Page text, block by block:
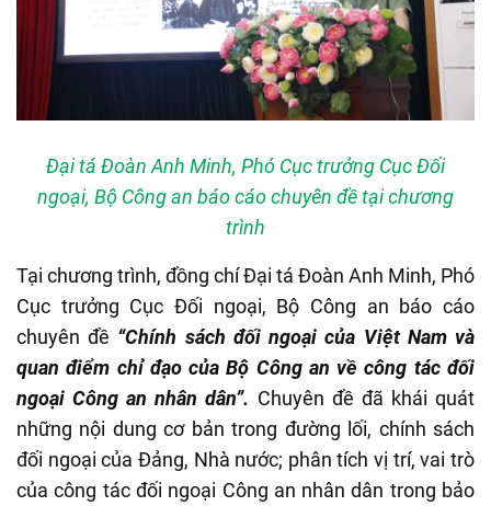
Đại tá Đoàn Anh Minh, Phó Cục trưởng Cục Đối
ngoại, Bộ Công an báo cáo chuyên đề tại chương
trình
Tại chương trình, đồng chí Đại tá Đoàn Anh Minh, Phó
Cục trưởng Cục Đối ngoại, Bộ Công an báo cáo
chuyên đề “Chính sách đối ngoại của Việt Nam và
quan điểm chỉ đạo của Bộ Công an về công tác đối
ngoại Công an nhân dân”. Chuyên đề đã khái quát
những nội dung cơ bản trong đường lối, chính sách
đối ngoại của Đảng, Nhà nước; phân tích vị trí, vai trò
của công tác đối ngoại Công an nhân dân trong bảo